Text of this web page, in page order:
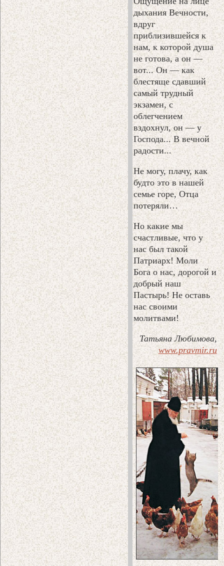
дыхания Вечности,
вдруг
приблизившейся к
нам, к которой душа
не готова, а он —
вот... Он — как
блестяще сдавший
самый трудный
экзамен, с
облегчением
вздохнул, он — у
Господа... В вечной
радости...
Не могу, плачу, как
будто это в нашей
семье горе, Отца
потеряли…
Но какие мы
счастливые, что у
нас был такой
Патриарх! Моли
Бога о нас, дорогой и
добрый наш
Пастырь! Не оставь
нас своими
молитвами!
Татьяна Любимова,
www.pravmir.ru